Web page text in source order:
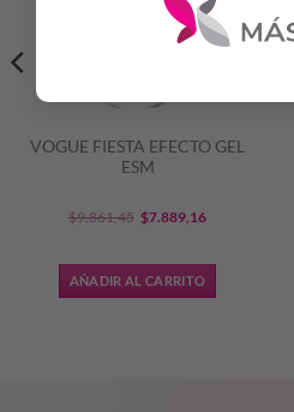
VOGUE FIESTA EFECTO GEL
ESM
$9.861,45 El
original
era:
$7.889,16El
es:
AÑADIR AL CARRITO